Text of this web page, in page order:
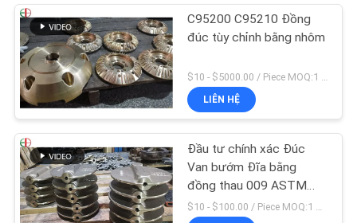
C95200 C95210 Đồng
đúc tùy chỉnh bằng nhôm
$10 - $5000.00 / Piece MOQ:1 miếng
LIÊN HỆ
Đầu tư chính xác Đúc
Van bướm Đĩa bằng
đồng thau 009 ASTM
B61 B62
$10 - $100.00 / Piece MOQ:1 miếng